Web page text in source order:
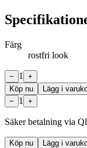
Färg
rostfri look
− 1
+
Köp nu
Lägg i
−
1 +
Säker betalning via
Köp nu Lägg i